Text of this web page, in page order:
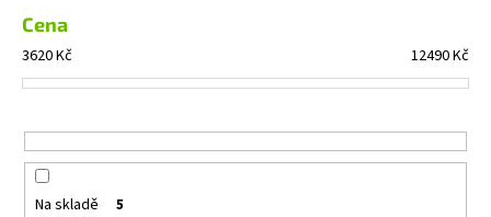
r
o
d
k
t
ů
Cena
3620Kč 12490Kč
Na skladě 5
r
u
č
u
e
m